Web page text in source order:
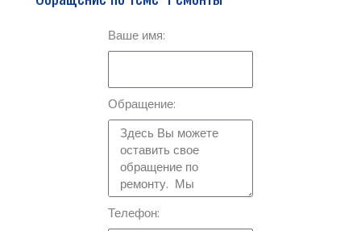
Ваше имя:
Обращение:
Телефон: